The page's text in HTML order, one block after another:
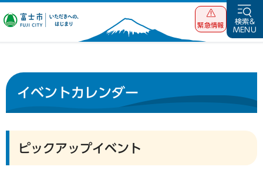
富士市 いただ
緊急情報
検索&
MENU
イベントカレンダー
ピックアップイベント